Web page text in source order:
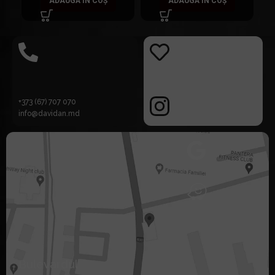
+373 (67) 707 070
info@davidan.md